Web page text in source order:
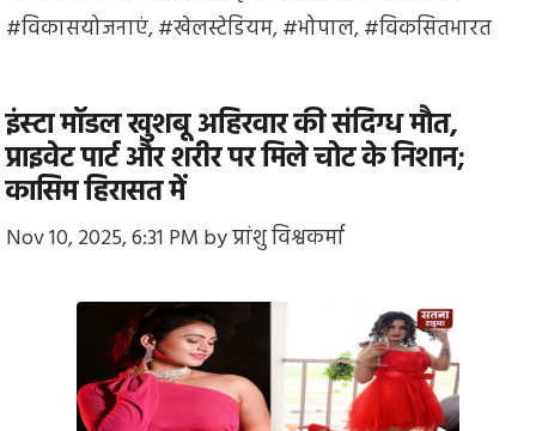
#विकासयोजनाएं,#खेलस्टेडियम,#भोपाल,#विकसितभारत
इंस्टा मॉडल खुशबू अहिरवार की संदिग्ध मौत,
प्राइवेट पार्ट और शरीर पर मिले चोट के निशान;
कासिम हिरासत में
Nov 10, 2025, 6:31 PM byप्रांशु विश्वकर्मा